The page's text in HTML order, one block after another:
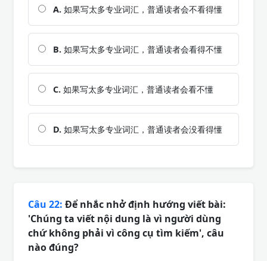
A. 如果写太多专业词汇，普通读者会不看得懂
B. 如果写太多专业词汇，普通读者会看得不懂
C. 如果写太多专业词汇，普通读者会看不懂
D. 如果写太多专业词汇，普通读者会没看得懂
Câu 22: Để nhắc nhở định hướng viết bài:
'Chúng ta viết nội dung là vì người dùng
chứ không phải vì công cụ tìm kiếm', câu
nào đúng?